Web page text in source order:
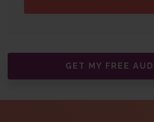
GET MY FREE